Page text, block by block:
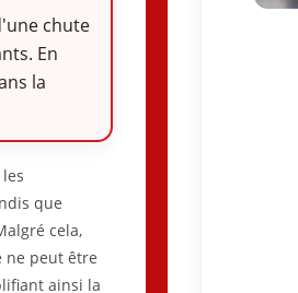
chute
En
la
que
cela,
ne peut être
ainsi la